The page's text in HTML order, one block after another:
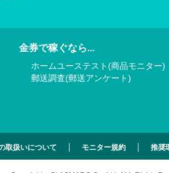
金券で稼ぐなら...
ホームユーステスト(商品モニター)
郵送調査(郵送アンケート)
取扱いについて モニター規約 推奨